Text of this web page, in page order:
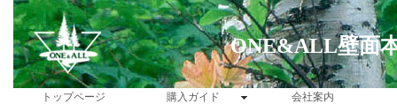
ONE&ALL壁面
トップページ 購入ガイド
会社案内